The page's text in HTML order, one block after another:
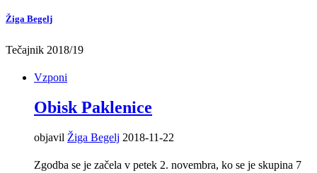
Žiga Begelj
Tečajnik 2018/19
Vzponi
Obisk Paklenice
objavil Žiga Begelj 2018-11-22
Zgodba se je začela v petek 2. novembra, ko se je skupina 7